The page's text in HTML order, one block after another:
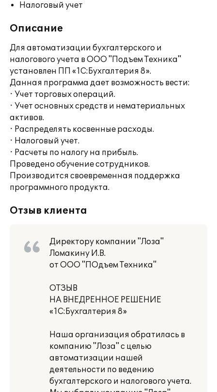
Налоговый учет
Описание
Для автоматизации бухгалтерского и
налогового учета в ООО "Подъем Техника"
установлен ПП «1С:Бухгалтерия 8».
Данная программа дает возможность вести:
· Учет торговых операций.
· Учет основных средств и нематериальных
активов.
· Распределять косвенные расходы.
· Налоговый учет.
· Расчеты по налогу на прибыль.
Проведено обучение сотрудников.
Производится своевременная поддержка
программного продукта.
Отзыв клиента
Директору компании "Лоза"
Ломакину И.В.
от ООО "ПОдъем Техника"
ОТЗЫВ
НА ВНЕДРЕННОЕ РЕШЕНИЕ
«1С:Бухгалтерия 8»
Наша организация обратилась в
компанию "Лоза" с целью
автоматизации нашей
деятельности по ведению
бухгалтерского и налогового учета.